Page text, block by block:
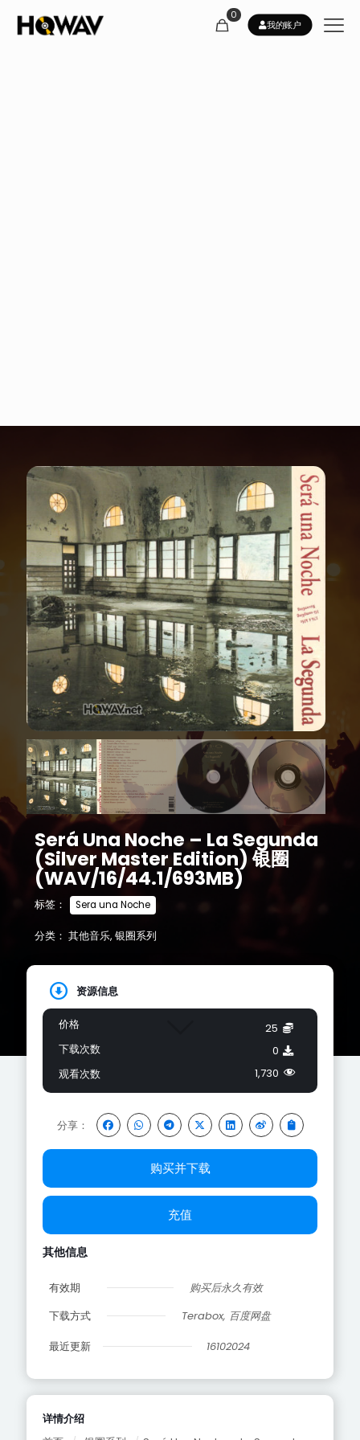
0
我的账户
Será Una Noche – La Segunda
(Silver Master Edition) 银圈
(WAV/16/44.1/693MB)
标签： Sera una Noche
分类： 其他音乐, 银圈系列
详情介绍
资源信息
价格
下载次数
观看次数
25
0
1,730
分享：
购买并下载
充值
其他信息
有效期
购买后永久有效
下载方式
Terabox, 百度网盘
最近更新
16102024